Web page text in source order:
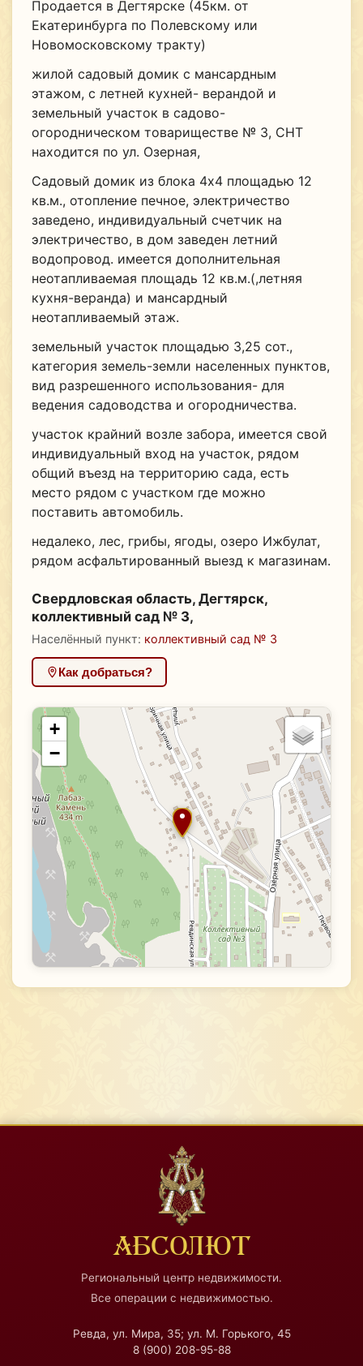
Продается в Дегтярске (45км. от
Екатеринбурга по Полевскому или
Новомосковскому тракту)
жилой садовый домик с мансардным
этажом, с летней кухней- верандой и
земельный участок в садово-
огородническом товариществе № 3, СНТ
находится по ул. Озерная,
Садовый домик из блока 4х4 площадью 12
кв.м., отопление печное, электричество
заведено, индивидуальный счетчик на
электричество, в дом заведен летний
водопровод. имеется дополнительная
неотапливаемая площадь 12 кв.м.(,летняя
кухня-веранда) и мансардный
неотапливаемый этаж.
земельный участок площадью 3,25 сот.,
категория земель-земли населенных пунктов,
вид разрешенного использования- для
ведения садоводства и огородничества.
участок крайний возле забора, имеется свой
индивидуальный вход на участок, рядом
общий въезд на территорию сада, есть
место рядом с участком где можно
поставить автомобиль.
недалеко, лес, грибы, ягоды, озеро Ижбулат,
рядом асфальтированный выезд к магазинам.
Свердловская область, Дегтярск,
коллективный сад № 3,
Населённый пункт: коллективный сад № 3
Как добраться?
+
−
АБСОЛЮТ
Региональный центр недвижимости.
Все операции с недвижимостью.
Ревда, ул. Мира, 35; ул. М. Горького, 45
8 (900) 208-95-88